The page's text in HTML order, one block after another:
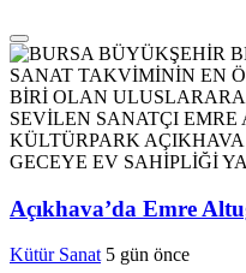
Açıkhava’da Emre
Kütür Sanat 5 gün önce